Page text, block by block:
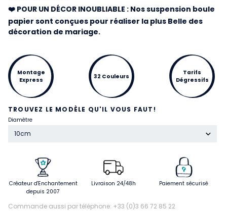
❤️ POUR UN DÉCOR INOUBLIABLE : Nos suspension boule
papier sont conçues pour réaliser la plus Belle des
décoration de mariage.
TROUVEZ LE MODÈLE QU'IL VOUS FAUT!
Diamètre
10cm
Montage
Express
32 Couleurs
Tarifs
Dégressifs
Créateur d'Enchantement
depuis 2007
Livraison 24/48h Paiement sécurisé
Commande aussi par téléphone: +33 (0)3 66 72 85 22